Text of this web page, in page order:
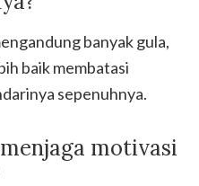
banyak gula,
baik membatasi
sepenuhnya.
motivasi